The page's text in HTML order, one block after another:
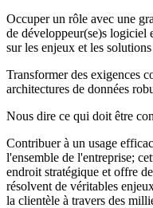
Occuper un rôle avec une
de développeur(se)s logiciel
sur les enjeux et les
Transformer des exigences
architectures de données
Nous dire ce qui doit être
Contribuer à un usage
l'ensemble de l'entreprise;
endroit stratégique et offre
résolvent de véritables
la clientèle à travers des